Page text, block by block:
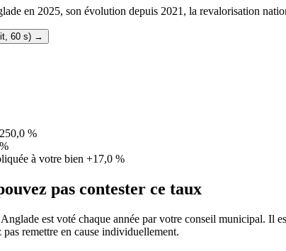
en 2025, son évolution depuis 2021, la revalorisation
60 s) →
0,0 %
à votre bien +17,0 %
pas contester ce taux
est voté chaque année par votre conseil municipal. Il
remettre en cause individuellement.